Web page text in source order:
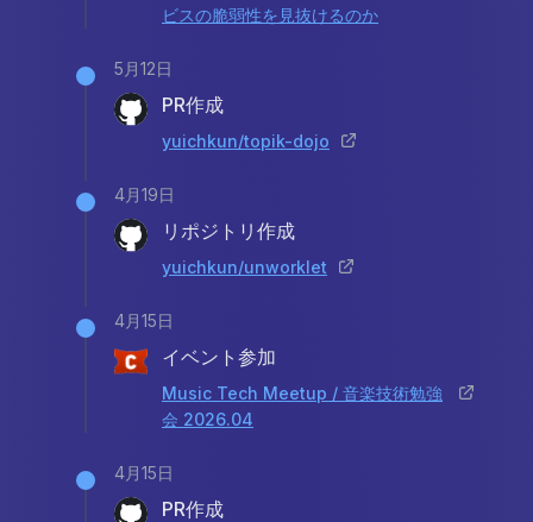
ビスの脆弱性を見抜けるのか
5月12日
PR作成
yuichkun/topik-dojo
4月19日
リポジトリ作成
yuichkun/unworklet
4月15日
イベント参加
Music Tech Meetup / 音楽技術勉強
会 2026.04
4月15日
PR作成